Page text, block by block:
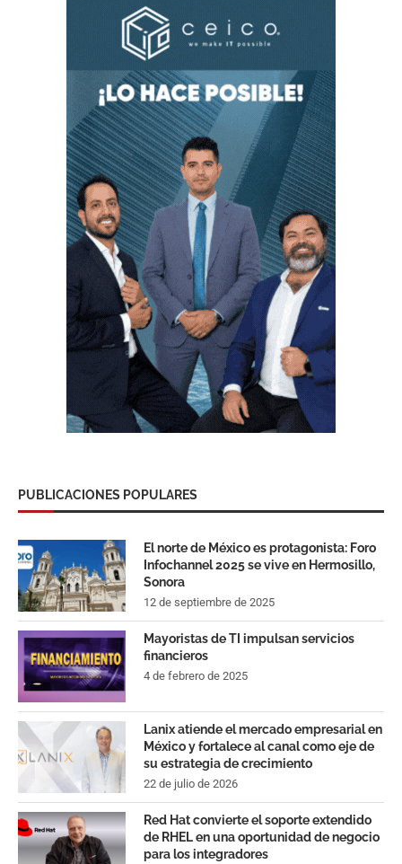
PUBLICACIONES POPULARES
El norte de México es protagonista: Foro
Infochannel 2025 se vive en Hermosillo,
Sonora
12 de septiembre de 2025
Mayoristas de TI impulsan servicios
financieros
4 de febrero de 2025
Lanix atiende el mercado empresarial en
México y fortalece al canal como eje de
su estrategia de crecimiento
22 de julio de 2026
Red Hat convierte el soporte extendido
de RHEL en una oportunidad de negocio
para los integradores